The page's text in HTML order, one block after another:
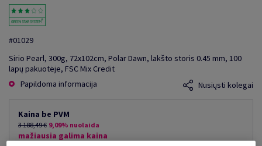
#01029
Sirio Pearl, 300g, 72x102cm, Polar Dawn, lakšto storis 0.45 mm, 100
lapų pakuotėje, FSC Mix Credit
Papildoma informacija
Nusiųsti kolegai
Kaina be PVM
3 188,49 € 9,09% nuolaida
mažiausia galima kaina